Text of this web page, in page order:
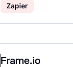
Zapier
Frame.io